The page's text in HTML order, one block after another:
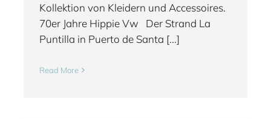
Kollektion von Kleidern und Accessoires.
70er Jahre Hippie Vw Der Strand La
Puntilla in Puerto de Santa [...]
Read More